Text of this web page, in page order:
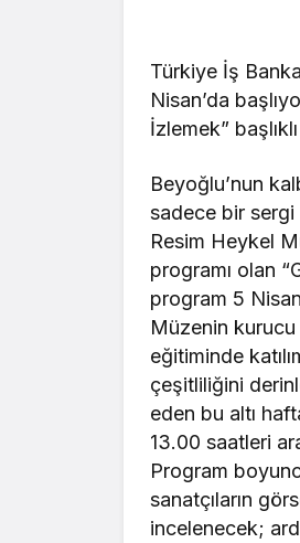
Türkiye İş
Nisan’da
İzlemek”
Beyoğlu’nun
sadece bir sergi
Resim Heykel
programı olan
program 5
Müzenin
eğitiminde
çeşitliliğini
eden bu altı
13.00 saatleri
Program
sanatçıların
incelenecek;